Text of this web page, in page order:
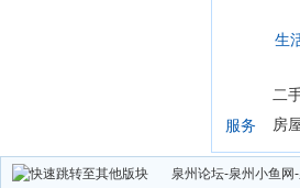
生
服务
二
房
泉州论坛-泉州小鱼网